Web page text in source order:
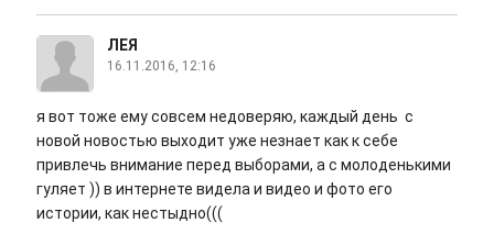
ЛЕЯ
16.11.2016, 12:16
я вот тоже ему совсем недоверяю, каждый день с
новой новостью выходит уже незнает как к себе
привлечь внимание перед выборами, а с молоденькими
гуляет )) в интернете видела и видео и фото его
истории, как нестыдно(((